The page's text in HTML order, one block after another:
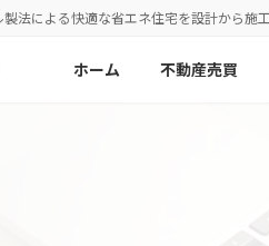
法による快適な省エネ住宅を設計から施
ホーム 不動産売買